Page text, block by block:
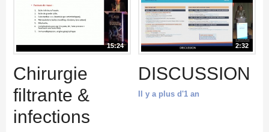
15:24
Chirurgie
filtrante &
infections
2:32
DISCUSSION
Il y a plus d'1 an